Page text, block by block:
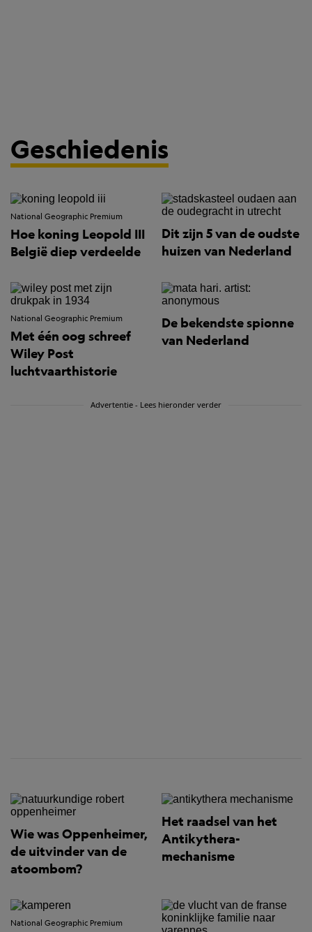
Geschiedenis
National Geographic Premium
Hoe koning Leopold III
België diep verdeelde
Dit zijn 5 van de oudste
huizen van Nederland
National Geographic Premium
Met één oog schreef
Wiley Post
luchtvaarthistorie
De bekendste spionne
van Nederland
Advertentie - Lees hieronder verder
Wie was Oppenheimer,
de uitvinder van de
atoombom?
Het raadsel van het
Antikythera-
mechanisme
National Geographic Premium